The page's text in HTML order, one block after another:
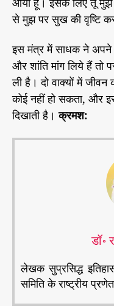
से मुझ पर सुख की वृष्टि
इस मंत्र में साधक ने अपने
और शांति मांग लिये हैं तो
ली है। दो वाक्यों में
कोई नहीं हो सकता, और
दिखाती है। क्रमश:
डॉ॰
लेखक सुप्रसिद्ध
समिति के राष्ट्रीय